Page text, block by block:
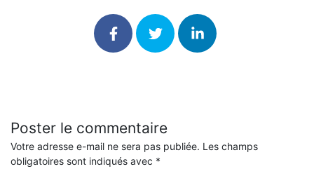
Poster le commentaire
Votre adresse e-mail ne sera pas publiée. Les champs
obligatoires sont indiqués avec *